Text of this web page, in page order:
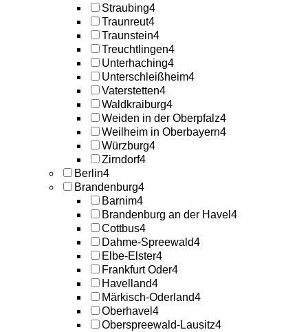
Straubing4
Traunreut4
Traunstein4
Treuchtlingen4
Unterhaching4
Unterschleißheim4
Vaterstetten4
Waldkraiburg4
Weiden in der Oberpfalz4
Weilheim in Oberbayern4
Würzburg4
Zirndorf4
Berlin4
Brandenburg4
Barnim4
Brandenburg an der Havel 4
Cottbus4
Dahme-Spreewald4
Elbe-Elster4
Frankfurt Oder4
Havelland4
Märkisch-Oderland4
Oberhavel 4
Oberspreewald-Lausitz4